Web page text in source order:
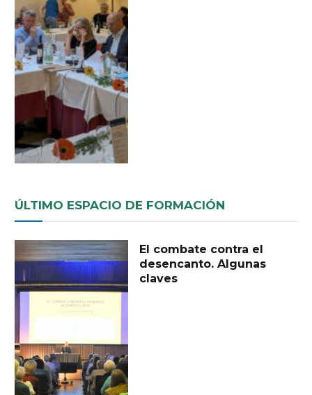
ÚLTIMO ESPACIO DE FORMACIÓN
El combate contra el
desencanto. Algunas
claves